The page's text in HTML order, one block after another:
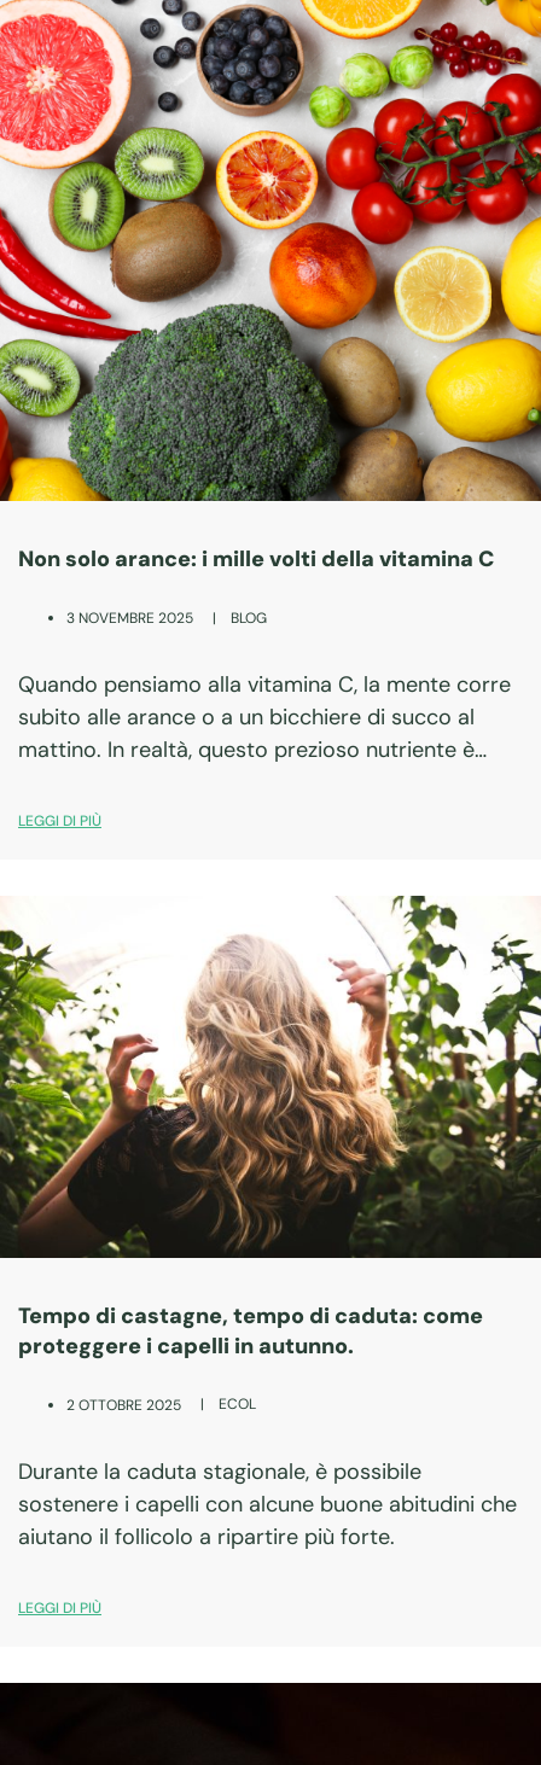
Non solo arance: i mille volti della vitamina C
3 NOVEMBRE 2025 | BLOG
Quando pensiamo alla vitamina C, la mente corre
subito alle arance o a un bicchiere di succo al
mattino. In realtà, questo prezioso nutriente è
raffreddore: è un…
LEGGI DI PIÙ
Tempo di castagne, tempo di caduta: come
proteggere i capelli in autunno.
2 OTTOBRE 2025 | ECOL
Durante la caduta stagionale, è possibile
sostenere i capelli con alcune buone abitudini che
aiutano il follicolo a ripartire più forte.
LEGGI DI PIÙ